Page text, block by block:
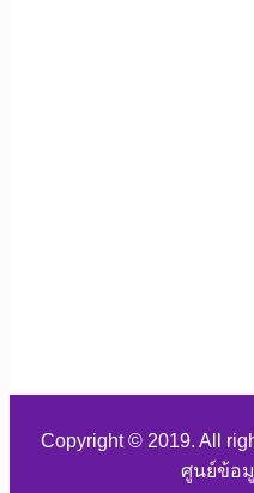
Copyright © 2019. All
ศูนย์ข้อ